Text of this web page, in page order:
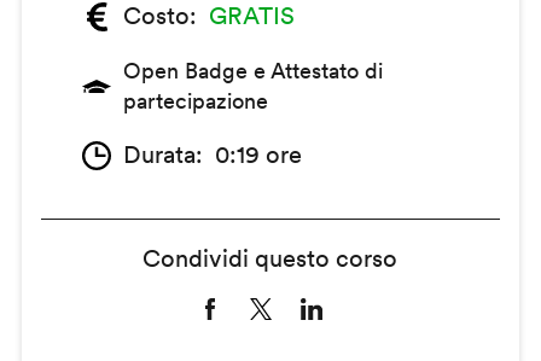
Costo
GRATIS
Open Badge e Attestato di
partecipazione
Durata 0:19 ore
Condividi questo corso